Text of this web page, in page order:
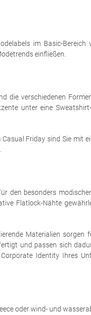
im Basic-Bereich
einfließen.
verschiedenen
unter eine
Friday sind Sie mit
den besonders
Flatlock-Nähte
Materialien
und passen sich
Identity Ihres
oder wind- und